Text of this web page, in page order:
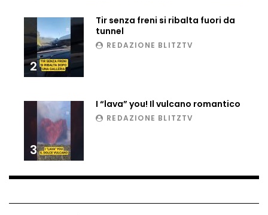
all’improvviso
Auto fuori controllo in Guatemala,
tragedia a Petén
Russia sotto zero: fiumi congelati e navi
2
Tir senza freni si ribalta fuori da
tunnel
REDAZIONE BLITZTV
3
I “lava” you! Il vulcano romantico
REDAZIONE BLITZTV